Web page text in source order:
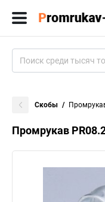
Скобы
Промрукав